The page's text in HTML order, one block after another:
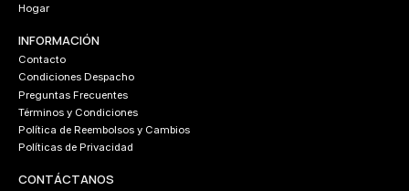
Hogar
INFORMACIÓN
Contacto
Condiciones Despacho
Preguntas Frecuentes
Términos y Condiciones
Política de Reembolsos y Cambios
Políticas de Privacidad
CONTÁCTANOS